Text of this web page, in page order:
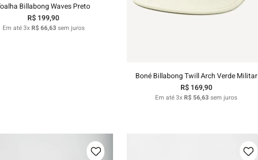
Billabong Waves Preto
R$199,90
Em até3xR$66,63sem juros
Boné Billabong Twill Arch Verde Militar
R$169,90
Em até3xR$ 56,63sem juros